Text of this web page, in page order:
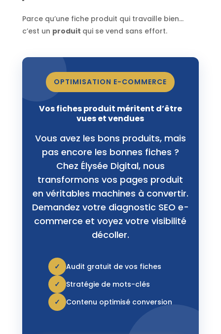
Parce qu’une fiche produit qui travaille bien…
c’est un produit qui se vend sans effort.
OPTIMISATION E-COMMERCE
Vos fiches produit méritent d’être
vues et vendues
Vous avez les bons produits, mais
pas encore les bonnes fiches ?
Chez Élysée Digital, nous
transformons vos pages produit
en véritables machines à convertir.
Demandez votre diagnostic SEO e-
commerce et voyez votre visibilité
décoller.
✓
Audit gratuit de vos fiches
✓
Stratégie de mots-clés
✓
Contenu optimisé conversion